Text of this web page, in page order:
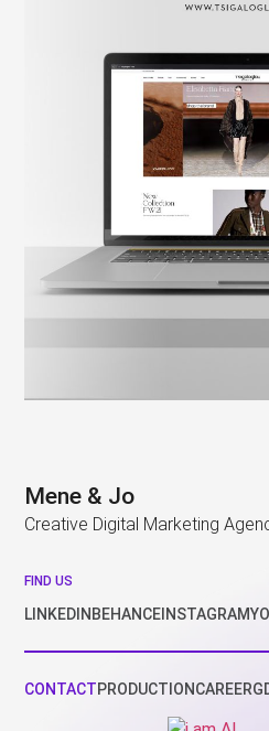
Mene & Jo
Creative Digital Marketing
FIND US
LINKEDIN BEHANCE INSTAGRAM
CONTACTPRODUCTIONCAREER